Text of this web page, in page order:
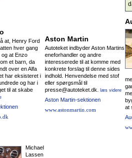
at, Henry Ford
hver gang
og at Enzo
et barn, da
over en Alfa
har eksisteret i
og har i
til at skabe
Aston Martin
Autoteket indbyder Aston Martins
eneforhandler og andre
interesserede til at komme med
konkrete forslag til denne sides
indhold. Henvendelse med stof
eller spørgsmål til
presse@autoteket.dk.
læs videre
Aston Martin-sektionen
www.astonmartin.com
at
Michael
Lassen